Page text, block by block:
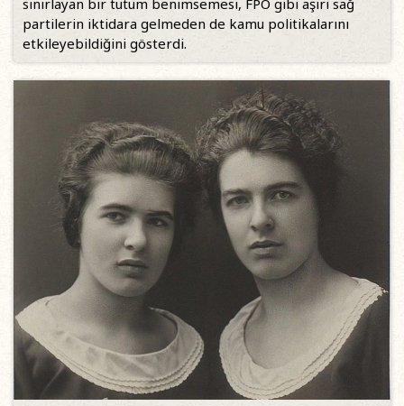
partilerin iktidara gelmeden de kamu politikalarını
etkileyebildiğini gösterdi.